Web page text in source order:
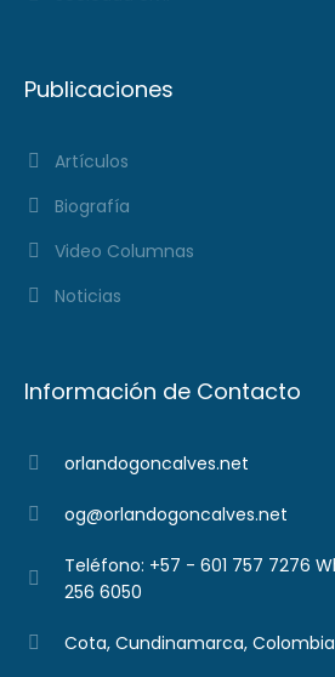
Publicaciones
Artículos
Biografía
Video Columnas
Noticias
Información de Contacto
orlandogoncalves.net
og@orlandogoncalves.net
Teléfono: +57 - 601 757 7276 Whatsapp: +57 - 317
256 6050
Cota, Cundinamarca, Colombia